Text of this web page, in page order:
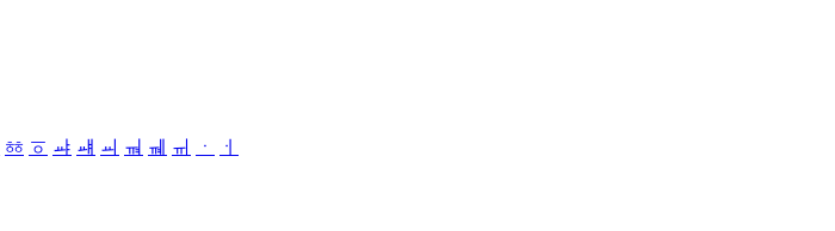
ㆅ ㆆ ㆇ ㆈ ㆉ ㆊ ㆋ ㆌ ㆍ
ㆎ